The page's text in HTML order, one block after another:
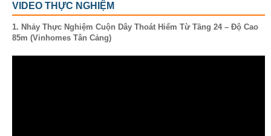
VIDEO THỰC NGHIỆM
1. Nhảy Thực Nghiệm Cuộn Dây Thoát Hiểm Từ Tầng 24 – Độ Cao
85m (Vinhomes Tân Cảng)